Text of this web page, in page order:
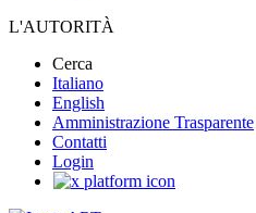
L'AUTORITÀ
Cerca
Italiano
English
Amministrazione Trasparente
Contatti
Login